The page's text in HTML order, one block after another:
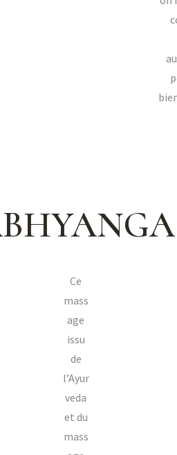
Ce
mass
age
issu
de
l’Ayur
veda
et du
mass